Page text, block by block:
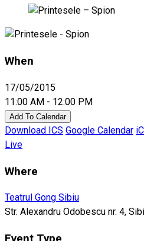
When
17/05/2015
11:00 AM - 12:00 PM
Add To Calendar
Download ICS Google Calendar
Live
Where
Teatrul Gong Sibiu
Str. Alexandru Odobescu nr. 4,